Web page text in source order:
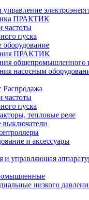
управление
ПРАКТИК
частоты
пуска
оборудование
ПРАКТИК
общепромышленного
насосным
Распродажа
частоты
пуска
тепловые реле
выключатели
и аксессуары
и управляющая
низкого